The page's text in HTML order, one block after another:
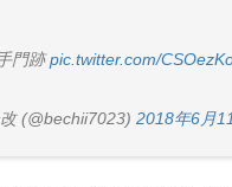
門跡pic.twitter.com/
(@bechii7023) 2018年6月